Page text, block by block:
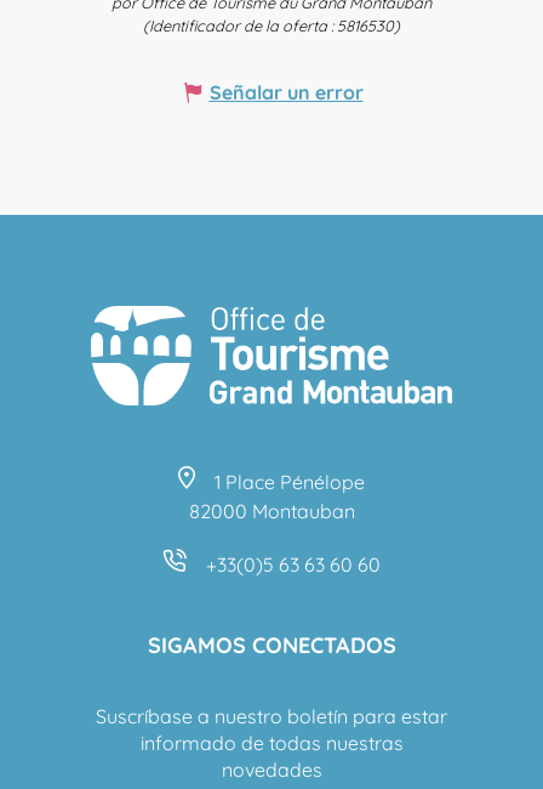
(Identificador de la oferta :5816530)
Señalar un error
1 Place Pénélope
82000 Montauban
+33(0)5 63 63 60 60
SIGAMOS CONECTADOS
Suscríbase a nuestro boletín para estar
informado de todas nuestras
novedades